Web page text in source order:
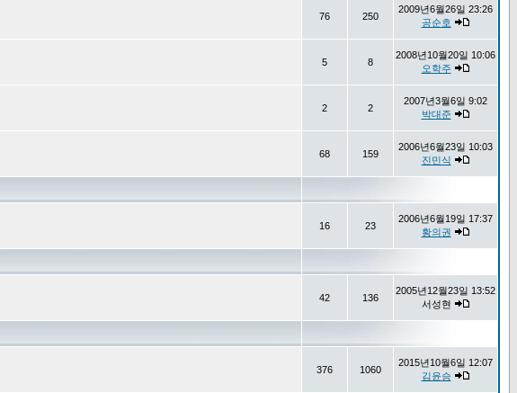
76 250
2009년6월26일 23:26
공순호
5 8
2008년10월20일 10:06
오학주
2 2
2007년3월6일 9:02
박대준
68 159
2006년6월23일 10:03
진민식
16 23
2006년6월19일 17:37
황의권
42 136
2005년12월23일 13:52
서성현
376 1060
2015년10월6일 12:07
김윤승